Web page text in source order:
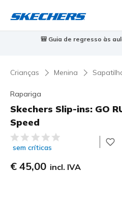
🎒 Guia de regresso às
Crianças Menina
Rapariga
Skechers Slip-ins: GO
Speed
4$7 de 5 – Classificação do
sem críticas
€ 45,00 incl. IVA